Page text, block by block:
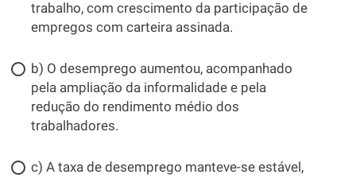
trabalho, com crescimento da participação de
empregos com carteira assinada.
b) O desemprego aumentou, acompanhado
pela ampliação da informalidade e pela
redução do rendimento médio dos
trabalhadores.
c) A taxa de desemprego manteve-se estável,